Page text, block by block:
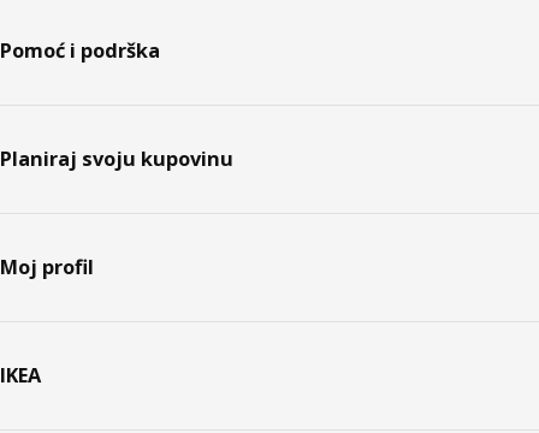
Pomoć i podrška
Planiraj svoju kupovinu
Moj profil
IKEA